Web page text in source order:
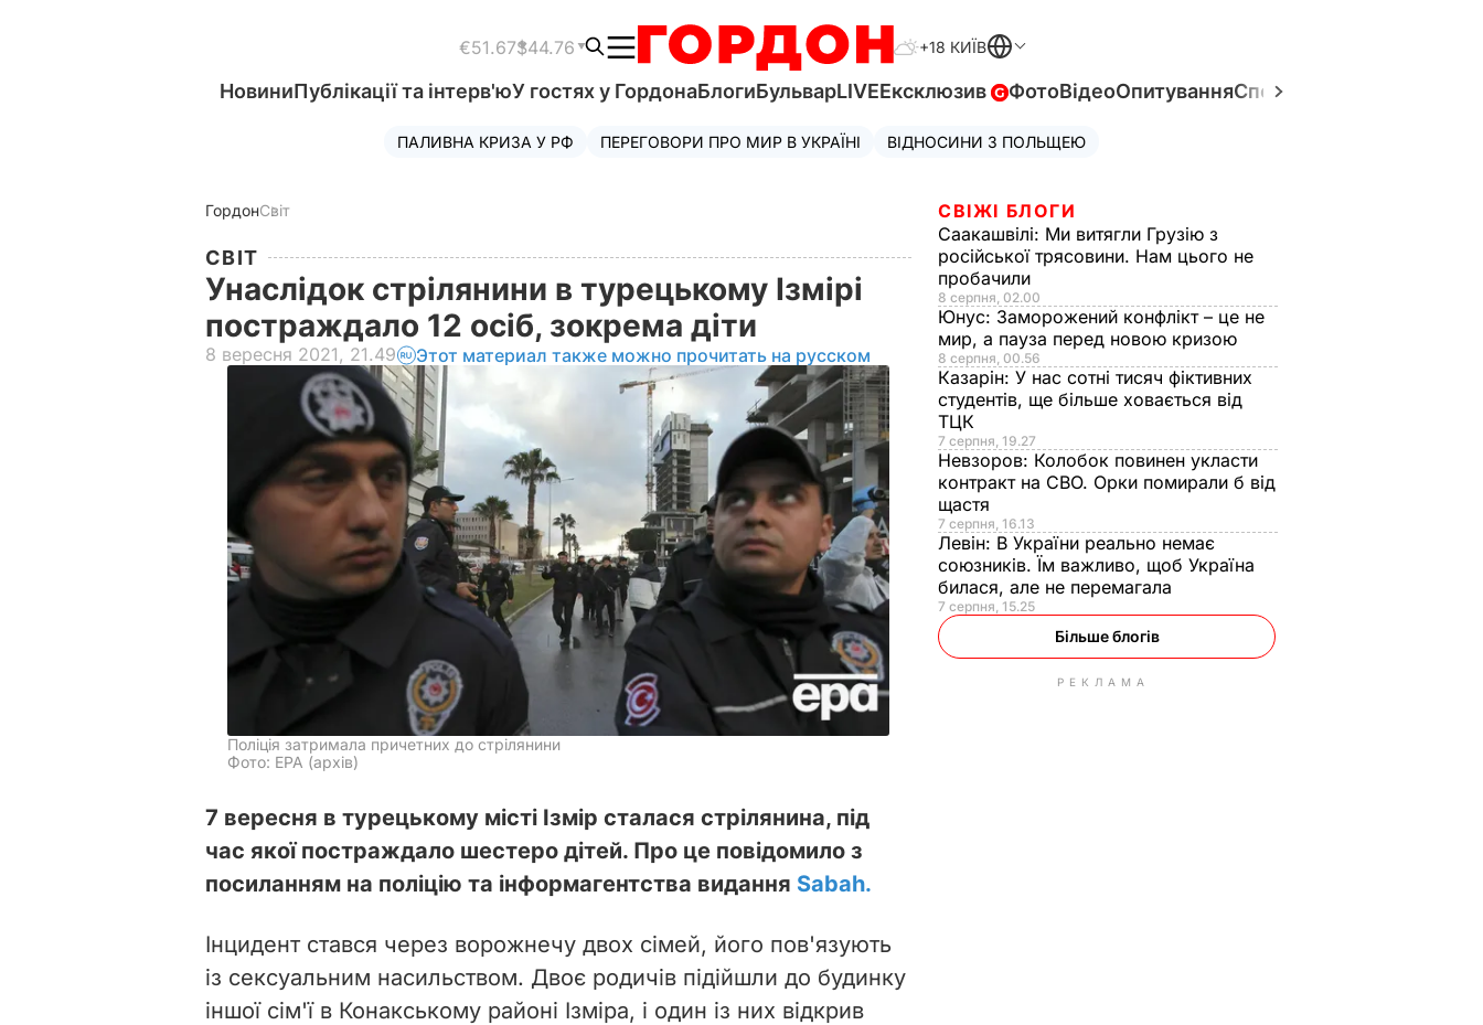
€51.67$44.76 +18 КИЇВ
НовиниПублікації та інтерв'юУ гостях у ГордонаБлогиБульварLIVEЕксклюзив ФотоВідеоОпитуванняСпецпроєкти
ПАЛИВНА КРИЗА У РФ ПЕРЕГОВОРИ ПРО МИР В УКРАЇНІ ВІДНОСИНИ З ПОЛЬЩЕЮ
ГордонСвіт
СВІТ
Унаслідок стрілянини в турецькому Ізмірі
постраждало 12 осіб, зокрема діти
8 вересня 2021, 21.49 Этот материал также можно прочитать на русском
Поліція затримала причетних до стрілянини
Фото: ЕРА (архів)
7 вересня в турецькому місті Ізмір сталася стрілянина, під
час якої постраждало шестеро дітей. Про це повідомило з
посиланням на поліцію та інформагентства видання Sabah.
Інцидент стався через ворожнечу двох сімей, його пов'язують
із сексуальним насильством. Двоє родичів підійшли до будинку
іншої сім'ї в Конакському районі Ізміра, і один із них відкрив
СВІЖІ БЛОГИ
Саакашвілі: Ми витягли Грузію з
російської трясовини. Нам цього не
пробачили
8 серпня, 02.00
Юнус: Заморожений конфлікт – це не
мир, а пауза перед новою кризою
8 серпня, 00.56
Казарін: У нас сотні тисяч фіктивних
студентів, ще більше ховається від
ТЦК
7 серпня, 19.27
Невзоров: Колобок повинен укласти
контракт на СВО. Орки помирали б від
щастя
7 серпня, 16.13
Левін: В України реально немає
союзників. Їм важливо, щоб Україна
билася, але не перемагала
7 серпня, 15.25
Більше блогів
РЕКЛАМА